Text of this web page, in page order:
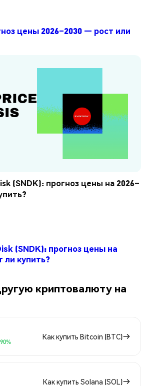
цены 2026–2030 — рост или
(SNDK): прогноз цены на 2026–
(SNDK): прогноз цены на
ли купить?
криптовалюту на
Как купить Bitcoin (BTC)
Как купить Solana (SOL)